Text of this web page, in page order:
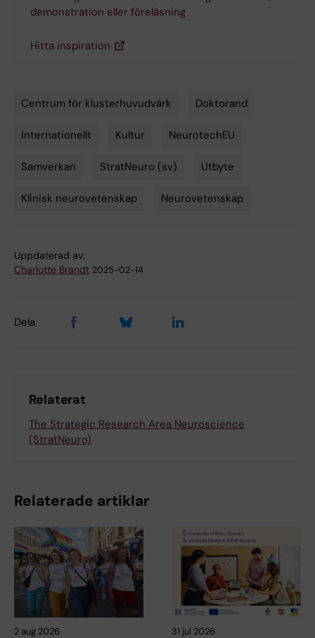
demonstration eller föreläsning
Hitta inspiration
Centrum för klusterhuvudvärk Doktorand
Internationellt Kultur NeurotechEU
Samverkan StratNeuro (sv) Utbyte
Klinisk neurovetenskap Neurovetenskap
Uppdaterad av:
Charlotte Brandt 2025-02-14
Dela
Relaterat
The Strategic Research Area Neuroscience
(StratNeuro)
Relaterade artiklar
2 aug 2026 31 jul 2026